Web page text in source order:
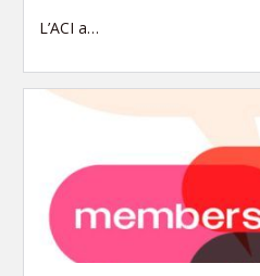
L’ACI a…